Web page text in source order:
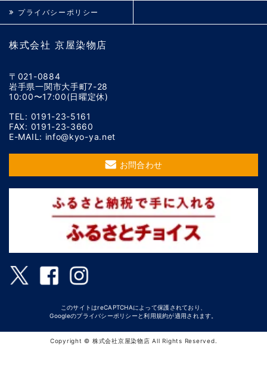
株式会社 京屋染物店
〒021-0884
岩手県一関市大手町7-28
10:00〜17:00(日曜定休)
TEL: 0191-23-5161
FAX: 0191-23-3660
E-MAIL: info@kyo-ya.net
お問合わせ
プライバシーポリシー
このサイトはreCAPTCHAによって保護されており、
Googleのプライバシーポリシー と利用規約が適用されます。
Copyright © 株式会社京屋染物店 All Rights Reserved.